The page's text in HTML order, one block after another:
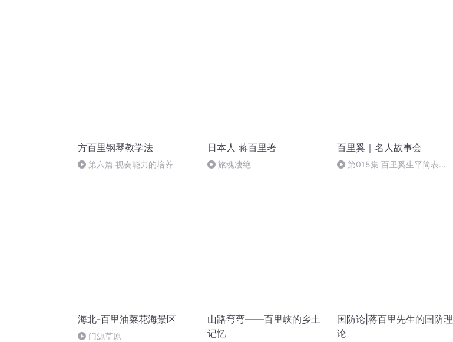
方百里钢琴教学法
第六篇 视奏能力的培养
日本人 蒋百里著
旅魂凄绝
百里奚｜名人故事会
第015集 百里奚生平简表
海北-百里油菜花海景区
门源草原
山路弯弯——百里峡的乡土
记忆
国防论|蒋百里先生的国防理
论